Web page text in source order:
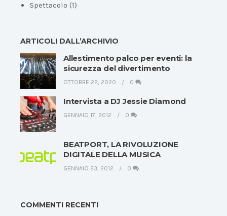
Spettacolo (1)
ARTICOLI DALL’ARCHIVIO
Allestimento palco per eventi: la
sicurezza del divertimento
OTTOBRE 22, 2020 0
Intervista a DJ Jessie Diamond
GENNAIO 17, 2012 0
BEATPORT, LA RIVOLUZIONE
DIGITALE DELLA MUSICA
GENNAIO 23, 2012 0
COMMENTI RECENTI